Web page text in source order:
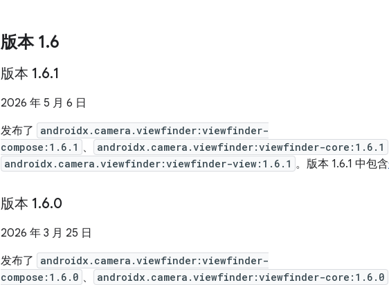
版本 1.6
版本 1.6.1
2026 年 5 月 6 日
发布了
androidx.camera.viewfinder:viewfinder-
compose:1.6.1 、 androidx.camera.viewfinder:viewfinder-core:1.6.1
androidx.camera.viewfinder:viewfinder-view:1.6.1 。版本 1.6.1 中包含
版本 1.6.0
2026 年 3 月 25 日
发布了
androidx.camera.viewfinder:viewfinder-
compose:1.6.0 、 androidx.camera.viewfinder:viewfinder-core:1.6.0